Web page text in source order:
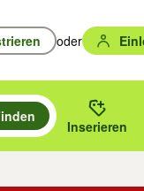
oder
und mit
suchen, oder
Orts oder PLZ.
Inserieren